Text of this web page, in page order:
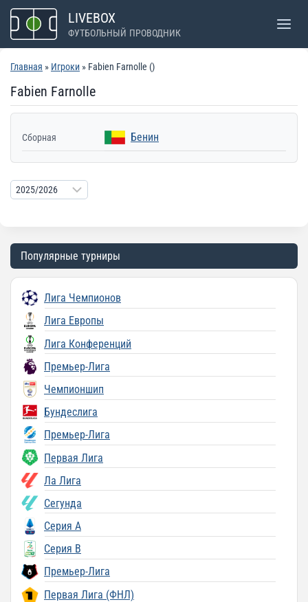
Перейти
содержимому
LIVEBOX
ФУТБОЛЬНЫЙ ПРОВОДНИК
Главная » Игроки » Fabien Farnolle ()
Fabien Farnolle
Сборная Бенин
Популярные турниры
Лига Чемпионов
Лига Европы
Лига Конференций
Премьер-Лига
Чемпионшип
Бундеслига
Премьер-Лига
Первая Лига
Ла Лига
Сегунда
Серия A
Серия B
Премьер-Лига
Первая Лига (ФНЛ)